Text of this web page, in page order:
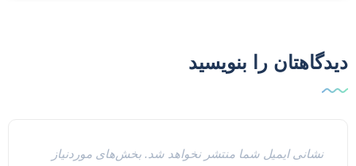
را بنویسید
نشانی ایمیل شما منتشر نخواهد شد. بخش‌های موردنیاز